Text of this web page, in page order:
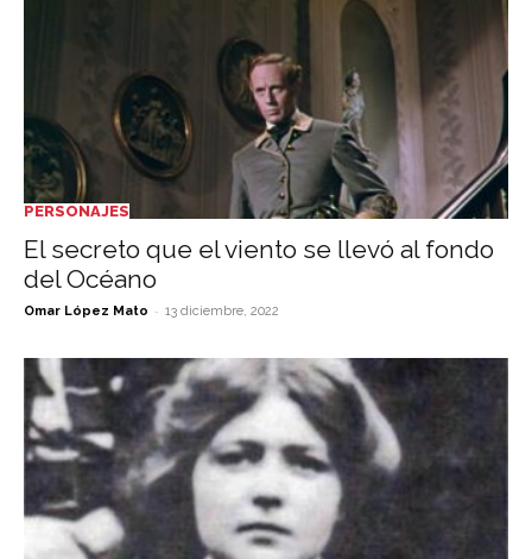
PERSONAJES
El secreto que el viento se llevó al fondo
del Océano
Omar López Mato - 13 diciembre, 2022